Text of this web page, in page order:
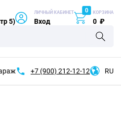
5)
ЛИЧНЫЙ КАБИНЕТ
Вход
0 КОРЗИНА
0 ₽
+7 (900) 212-12-12 RU